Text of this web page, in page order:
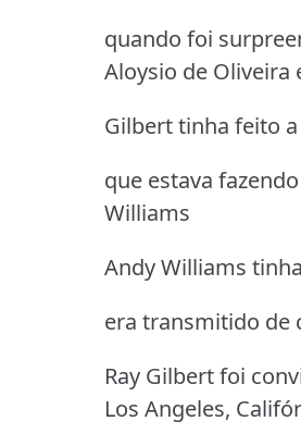
quando foi
Aloysio de Oliveira
Gilbert tinha feito
que estava
Williams
Andy Williams
era transmitido de
Ray Gilbert foi
Los Angeles,